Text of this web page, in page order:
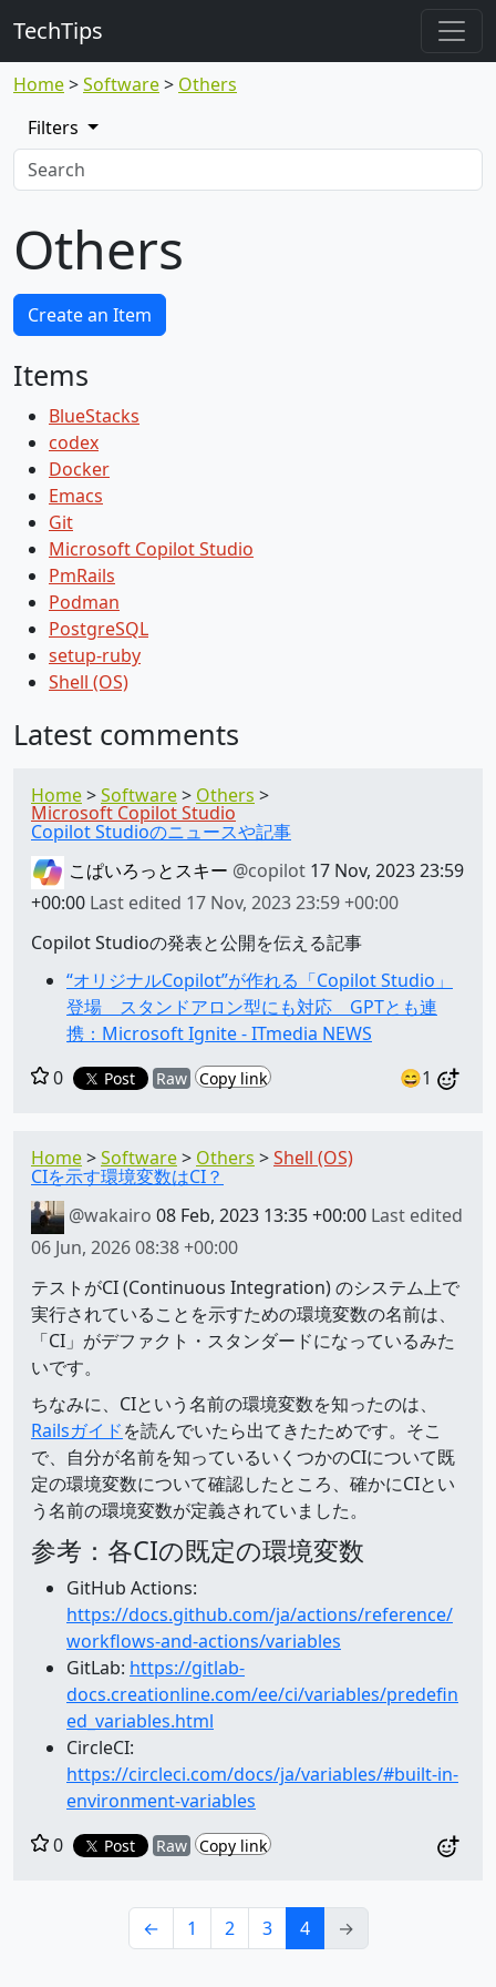
TechTips
Home Software
Others
Filters
Others
Create an Item
Items
BlueStacks
codex
Docker
Emacs
Git
Microsoft Copilot Studio
PmRails
Podman
PostgreSQL
setup-ruby
Shell (OS)
Latest comments
Home Software Others
Microsoft Copilot Studio
Copilot Studioのニュースや記事
こぱいろっとスキー @copilot 17 Nov, 2023 23:59
+00:00 Last edited 17 Nov, 2023 23:59 +00:00
Copilot Studioの発表と公開を伝える記事
“オリジナルCopilot”が作れる「Copilot Studio」
登場 スタンドアロン型にも対応 GPTとも連
携：Microsoft Ignite - ITmedia NEWS
0
Post Raw Copy link 😄1
Home Software Others Shell (OS)
CIを示す環境変数はCI？
@wakairo 08 Feb, 2023 13:35 +00:00 Last edited
06 Jun, 2026 08:38 +00:00
テストがCI (Continuous Integration) のシステム上で
実行されていることを示すための環境変数の名前は、
「CI」がデファクト・スタンダードになっているみた
いです。
ちなみに、CIという名前の環境変数を知ったのは、
Railsガイドを読んでいたら出てきたためです。そこ
で、自分が名前を知っているいくつかのCIについて既
定の環境変数について確認したところ、確かにCIとい
う名前の環境変数が定義されていました。
参考：各CIの既定の環境変数
GitHub Actions:
https://docs.github.com/ja/actions/reference/
workflows-and-actions/variables
GitLab: https://gitlab-
docs.creationline.com/ee/ci/variables/predefin
ed_variables.html
CircleCI:
https://circleci.com/docs/ja/variables/#built-in-
environment-variables
0
Post Raw Copy link
← 1 2 3 4 →